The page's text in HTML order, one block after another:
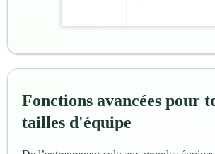
Fonctions avancées pour
tailles d'équipe